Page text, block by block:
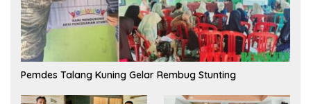
Pemdes Talang Kuning Gelar Rembug Stunting